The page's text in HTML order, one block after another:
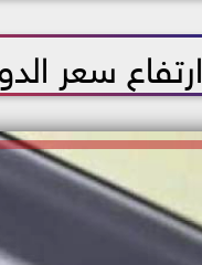
ارتفاع سعر